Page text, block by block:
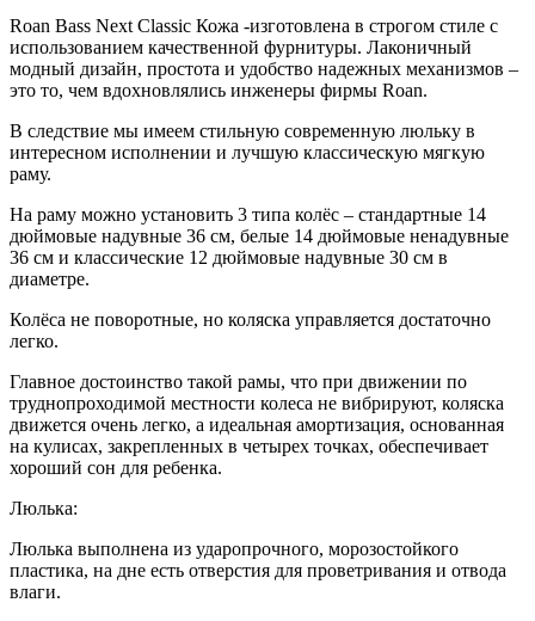
Roan Bass Next Classic Кожа -изготовлена в строгом стиле с
использованием качественной фурнитуры. Лаконичный
модный дизайн, простота и удобство надежных механизмов –
это то, чем вдохновлялись инженеры фирмы Roan.
В следствие мы имеем стильную современную люльку в
интересном исполнении и лучшую классическую мягкую
раму.
На раму можно установить 3 типа колёс – стандартные 14
дюймовые надувные 36 см, белые 14 дюймовые ненадувные
36 см и классические 12 дюймовые надувные 30 см в
диаметре.
Колёса не поворотные, но коляска управляется достаточно
легко.
Главное достоинство такой рамы, что при движении по
труднопроходимой местности колеса не вибрируют, коляска
движется очень легко, а идеальная амортизация, основанная
на кулисах, закрепленных в четырех точках, обеспечивает
хороший сон для ребенка.
Люлька:
Люлька выполнена из ударопрочного, морозостойкого
пластика, на дне есть отверстия для проветривания и отвода
влаги.